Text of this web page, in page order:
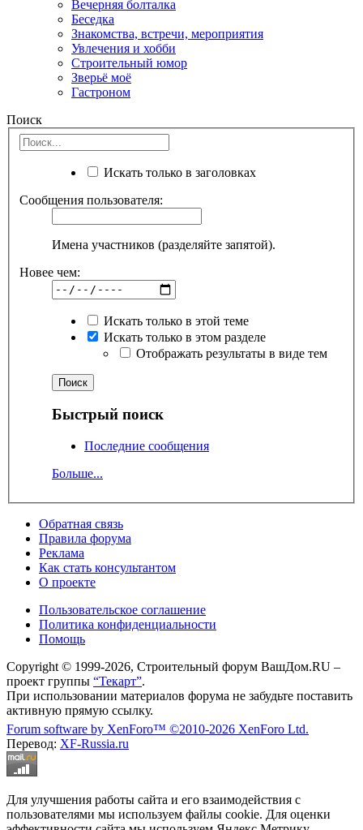
Вечерняя болталка
Беседка
Знакомства, встречи, мероприятия
Увлечения и хобби
Строительный юмор
Зверьё моё
Гастроном
Поиск
Искать только в заголовках
Сообщения пользователя:
Имена участников (разделяйте запятой).
Новее чем:
Искать только в этой теме
Искать только в этом разделе
Отображать результаты в виде тем
Быстрый поиск
Последние сообщения
Больше...
Обратная связь
Правила форума
Реклама
Как стать консультантом
О проекте
Пользовательское соглашение
Политика конфиденциальности
Помощь
Copyright © 1999-2026, Строительный форум ВашДом.RU –
проект группы “Текарт”.
При использовании материалов форума не забудьте поставить
активную прямую ссылку.
Forum software by XenForo™ ©2010-2026 XenForo Ltd.
Перевод: XF-Russia.ru
Для улучшения работы сайта и его взаимодействия с
пользователями мы используем файлы cookie. Для оценки